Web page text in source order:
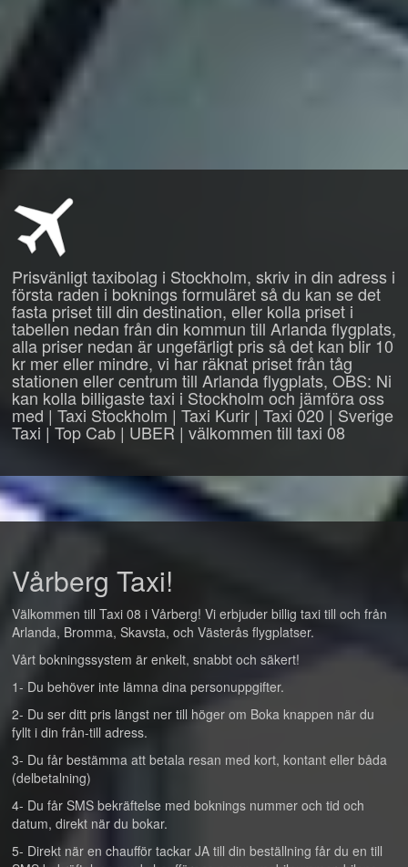
Prisvänligt taxibolag i Stockholm, skriv in din adress i
första raden i boknings formuläret så du kan se det
fasta priset till din destination, eller kolla priset i
tabellen nedan från din kommun till Arlanda flygplats,
alla priser nedan är ungefärligt pris så det kan blir 10
kr mer eller mindre, vi har räknat priset från tåg
stationen eller centrum till Arlanda flygplats, OBS: Ni
kan kolla billigaste taxi i Stockholm och jämföra oss
med | Taxi Stockholm | Taxi Kurir | Taxi 020 | Sverige
Taxi | Top Cab | UBER | välkommen till taxi 08
Vårberg Taxi!
Välkommen till Taxi 08 i Vårberg! Vi erbjuder billig taxi till och från
Arlanda, Bromma, Skavsta, och Västerås flygplatser.
Vårt bokningssystem är enkelt, snabbt och säkert!
1- Du behöver inte lämna dina personuppgifter.
2- Du ser ditt pris längst ner till höger om Boka knappen när du
fyllt i din från-till adress.
3- Du får bestämma att betala resan med kort, kontant eller båda
(delbetalning)
4- Du får SMS bekräftelse med boknings nummer och tid och
datum, direkt när du bokar.
5- Direkt när en chaufför tackar JA till din beställning får du en till